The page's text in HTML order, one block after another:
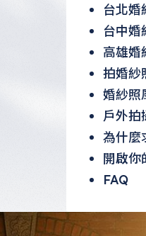
台北婚
台中婚
高雄婚
拍婚紗
婚紗照
戶外拍
為什麼
開啟你
FAQ